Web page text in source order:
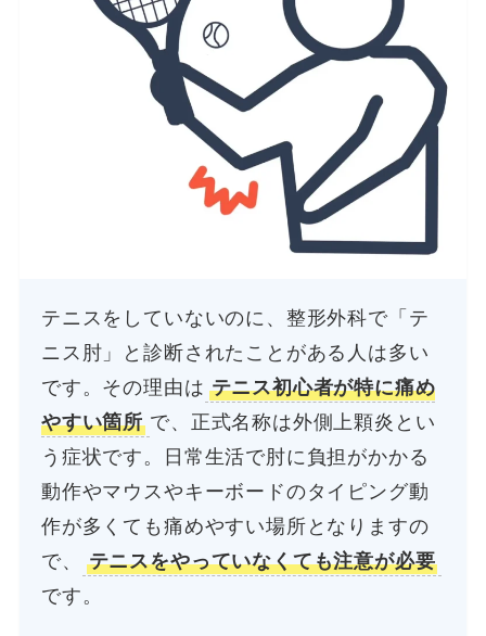
テニスをしていないのに、整形外科で「テ
ニス肘」と診断されたことがある人は多い
です。その理由は テニス初心者が特に痛め
やすい箇所 で、正式名称は外側上顆炎とい
う症状です。日常生活で肘に負担がかかる
動作やマウスやキーボードのタイピング動
作が多くても痛めやすい場所となりますの
で、
テニスをやっていなくても注意が必要
です。